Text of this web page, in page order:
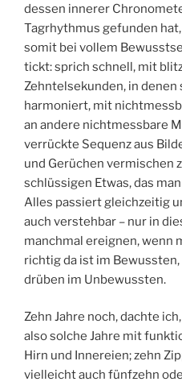
dessen innerer
Tagrhythmus gefunden
somit bei vollem
tickt: sprich schnell, mit
Zehntelsekunden, in
harmoniert, mit
an andere nichtmessbare
verrückte Sequenz aus
und Gerüchen vermischen
schlüssigen Etwas, das
Alles passiert gleichzeitig
auch verstehbar – nur in
manchmal ereignen, wenn
richtig da ist im
drüben im Unbewussten.
Zehn Jahre noch, dachte
also solche Jahre mit
Hirn und Innereien; zehn
vielleicht auch fünfzehn